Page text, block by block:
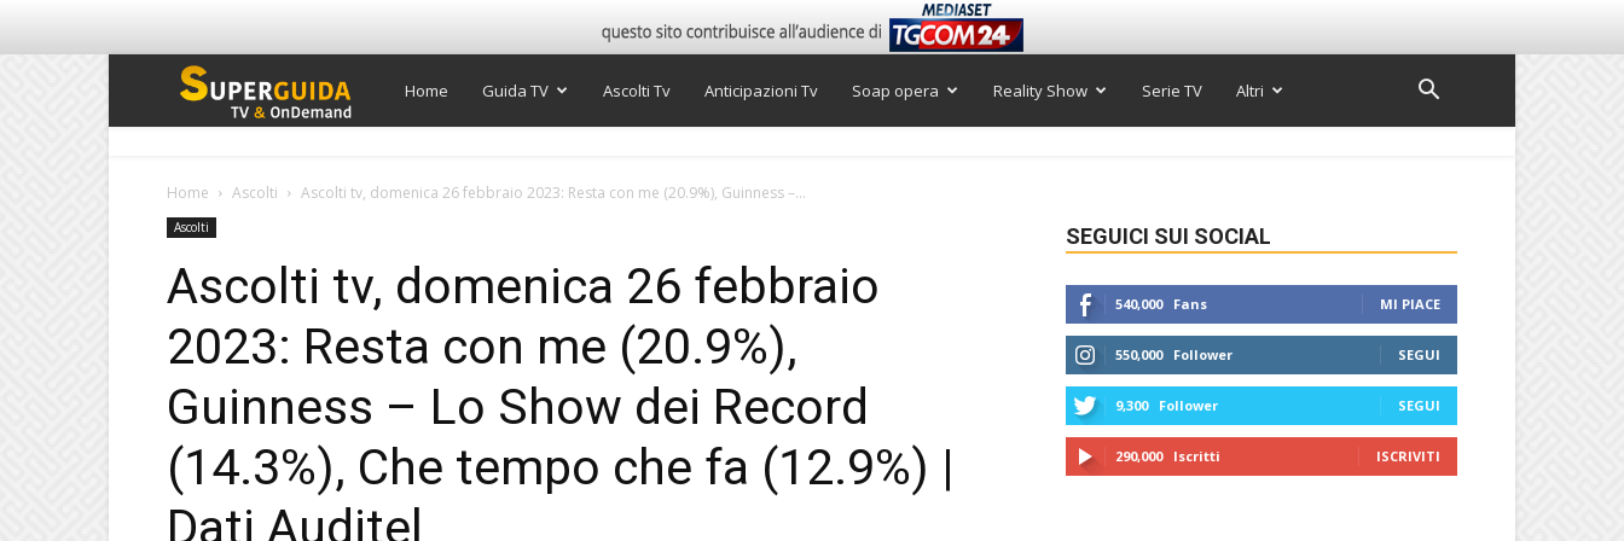
Super
Home Guida TV Ascolti Tv Anticipazioni Tv Soap opera Reality Show Serie TV Altri
Home Ascolti Ascolti tv, domenica 26 febbraio 2023: Resta con me (20.9%), Guinness –...
Ascolti
Ascolti tv, domenica 26 febbraio
2023: Resta con me (20.9%),
Guinness – Lo Show dei Record
(14.3%), Che tempo che fa (12.9%) |
Dati Auditel
SEGUICI SUI SOCIAL
540,000 Fans MI PIACE
550,000 Follower SEGUI
9,300 Follower SEGUI
290,000 Iscritti ISCRIVITI